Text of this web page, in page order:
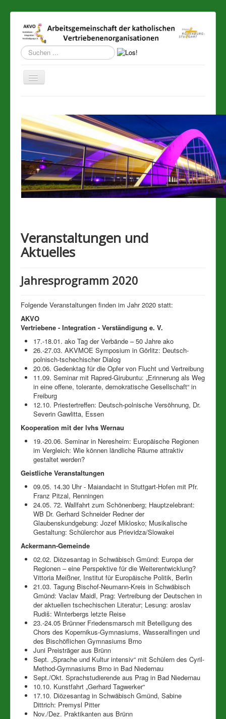
Suchen
...
Navigation
an/aus
Veranstaltungen/Aktuelles
Freiwilligendienst
Nachlese
Dokumentation
Publikationen
Datenschutz
Links
Veranstaltungen und
Aktuelles
Jahresprogramm 2020
Folgende Veranstaltungen finden im Jahr 2020 statt:
AKVO
Vertriebene - Integration - Verständigung e. V.
17.-18.01. ako Tag der Verbände – 50 Jahre ako
26.-27.03. AKVMOE Symposium in Görlitz: Deutsch-
polnisch-tschechischer Dialog
20.06. Gedenktag für die Opfer von Flucht und Vertreibung
11.09. Seminar mit Rapred-Girubuntu: „Erinnerung als Weg
in eine offene, tolerante, demokratische Gesellschaft“ in
Freiburg
12.10. Priestertreffen: Deutsch-polnische Versöhnung, Dr.
Severin Gawlitta, Essen
Kooperation mit der lvhs Wernau
19.-20.06. Seminar in Neresheim: Europäische Regionen
im Vergleich: Wie können ländliche Räume attraktiv
gestaltet werden?
Geistliche Veranstaltungen
09.05. 14.30 Uhr - Maiandacht in Stuttgart-Hofen mit Pfr.
Franz Pitzal, Renningen
24.05. 72. Wallfahrt zum Schönenberg; Hauptzelebrant:
WB Dr. Gerhard Schneider Redner der
Glaubenskundgebung: Jozef Miklosko; Musikalische
Gestaltung: Schülerchor aus Prievidza/Slowakei
Ackermann-Gemeinde
02.02. Diözesantag in Schwäbisch Gmünd: Europa der
Regionen – eine Perspektive für die Weiterentwicklung?
Vittoria Meißner, Institut für Europäische Politik, Berlin
21.03. Tagung Bischof-Neumann-Kreis in Schwäbisch
Gmünd: Vaclav Maidl, Prag: Vertreibung der Deutschen in
der aktuellen tschechischen Literatur; Lesung: aroslav
Rudiš: Winterbergs letzte Reise
23.-24.05 Brünner Friedensmarsch mit Beteiligung des
Chors des Kopernikus-Gymnasiums, Wasseralfingen und
des Bischöflichen Gymnasiums Brno
Juni Preisträger aus Brünn
Sept. „Sprache und Kultur intensiv“ mit Schülern des Cyril-
Method-Gymnasiums Brno in Bad Niedernau
Sept./Okt. Sprachstudierende aus Prag in Bad Niedernau
10.10. Kunstfahrt „Gerhard Tagwerker“
17.10. Diözesantag in Schwäbisch Gmünd, Sabine
Dittrich: Premysl Pitter
Nov./Dez. Praktikanten aus Brünn